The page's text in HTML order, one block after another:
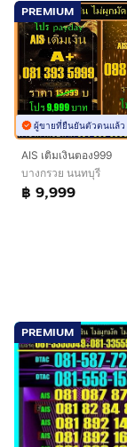
PREMIUM
ผู้ขายที่ยืนยันตัวตนแล้ว
AIS เติมเงินตอง999
บางกรวย นนทบุรี
฿ 9,999
PREMIUM